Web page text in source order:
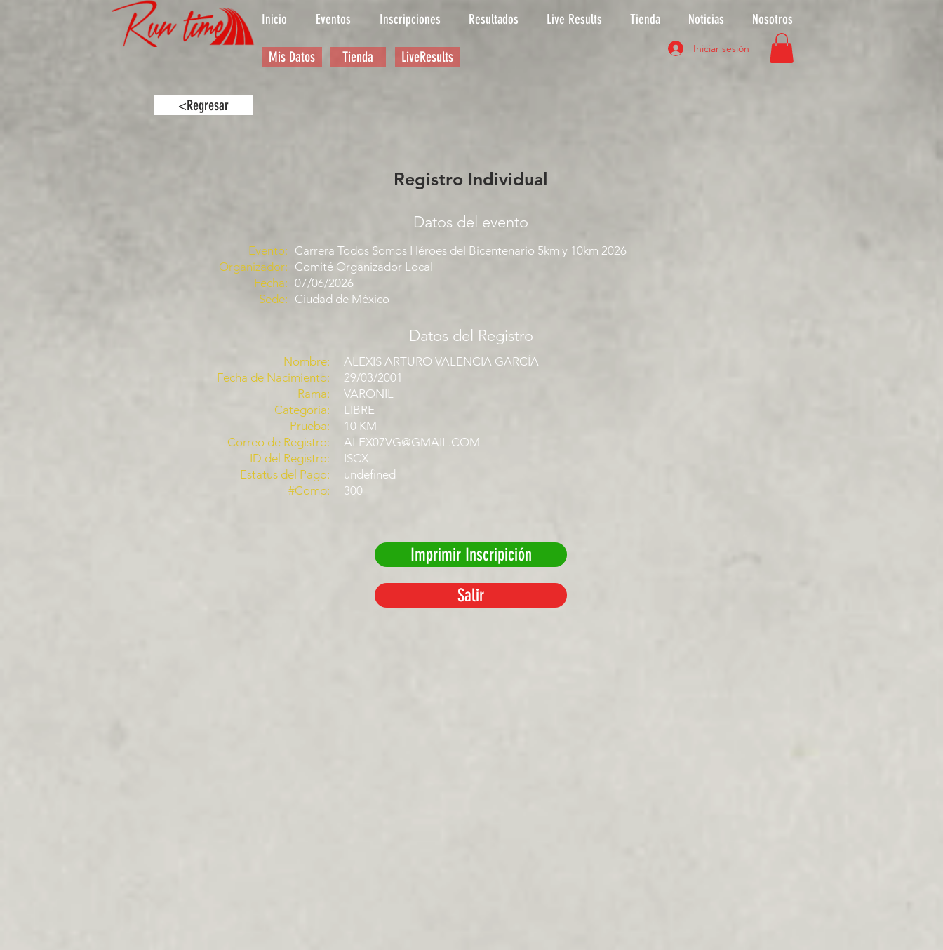
Inicio Eventos Inscripciones Resultados Live Results Tienda Noticias Nosotros
Iniciar sesión
Mis Datos Tienda LiveResults
<Regresar
Registro Individual
Datos del evento
Evento:
Organizador:
Fecha:
Sede:
Carrera Todos Somos Héroes del Bicentenario 5km y 10km 2026
Comité Organizador Local
07/06/2026
Ciudad de México
Datos del Registro
Nombre:
Fecha de Nacimiento:
Rama:
Categoría:
Prueba:
Correo de Registro:
ID del Registro:
Estatus del Pago:
#Comp:
ALEXIS ARTURO VALENCIA GARCÍA
29/03/2001
VARONIL
LIBRE
10 KM
ALEX07VG@GMAIL.COM
ISCX
undefined
300
Imprimir Inscripición
Salir